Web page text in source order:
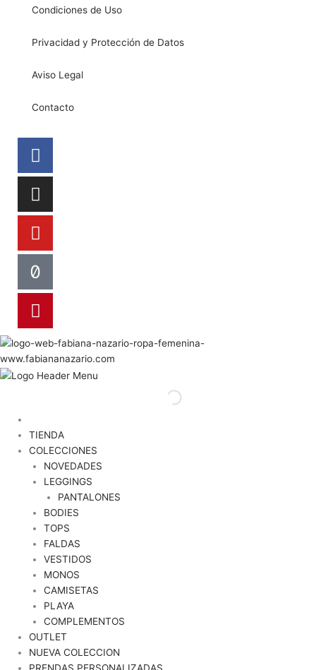
Condiciones de Uso
Privacidad y Protección de Datos
Aviso Legal
Contacto
Facebook
Instagram
Youtube
Tiktok
Pinterest
TIENDA
COLECCIONES
NOVEDADES
LEGGINGS
PANTALONES
BODIES
TOPS
FALDAS
VESTIDOS
MONOS
CAMISETAS
PLAYA
COMPLEMENTOS
OUTLET
NUEVA COLECCION
PRENDAS PERSONALIZADAS